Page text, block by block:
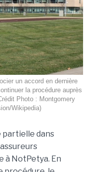
un accord en dernière
la procédure auprès
Photo : Montgomery
Wikipedia)
partielle dans
à NotPetya. En